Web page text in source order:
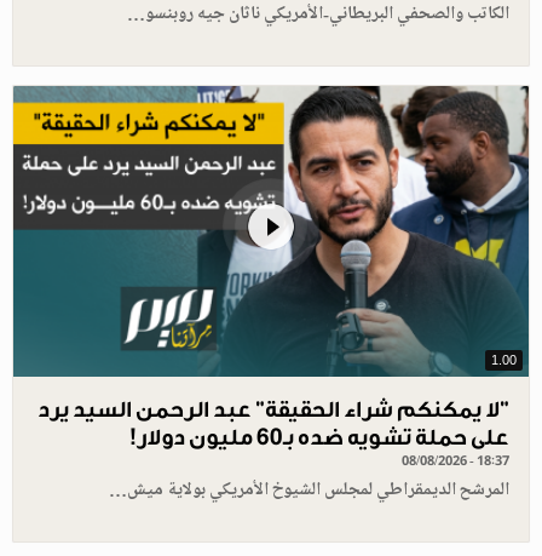
الكاتب والصحفي البريطاني-الأمريكي ناثان جيه روبنسو…
1.00
"لا يمكنكم شراء الحقيقة" عبد الرحمن السيد يرد
على حملة تشويه ضده بـ60 مليون دولار!
08/08/2026 - 18:37
المرشح الديمقراطي لمجلس الشيوخ الأمريكي بولاية ميش…